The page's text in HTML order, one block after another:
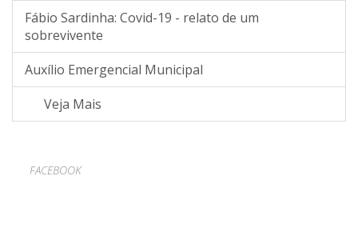
Fábio Sardinha: Covid-19 - relato de um
sobrevivente
Auxílio Emergencial Municipal
Veja Mais
FACEBOOK